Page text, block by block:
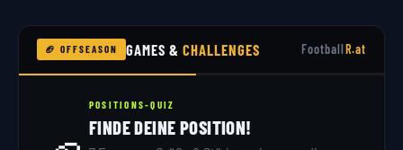
{"anonymous":"Anonym
in with Facebook","google":"Sign in with
Google"},"voting":{"poll-ended":"Die Zeit zum
Abstimmen ist bei dieser Umfrage
🏈 OFFSEASON GAMES &CHALLENGES FootballR.at
POSITIONS-QUIZ
FINDE DEINE POSITION!